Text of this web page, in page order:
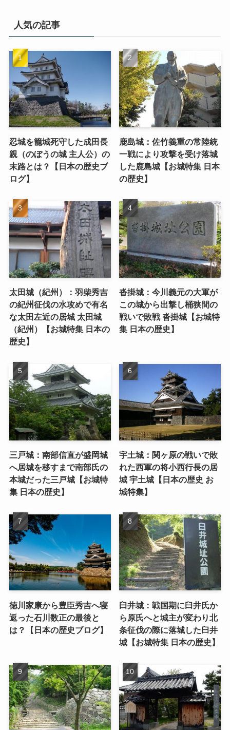
人気の記事
忍城を籠城死守した成田長
親（のぼうの城 主人公）の
末路とは？【日本の歴史ブ
ログ】
鹿島城：佐竹義重の常陸統
一戦により攻撃を受け落城
した鹿島城【お城特集 日本
の歴史】
太田城（紀州）：羽柴秀吉
の紀州征伐の水攻めで有名
な太田左近の居城 太田城
（紀州）【お城特集 日本の
歴史】
沓掛城：今川義元の大軍が
この城から出撃し桶狭間の
戦いで敗戦 沓掛城【お城特
集 日本の歴史】
三戸城：南部信直が盛岡城
へ居城を移すまで南部氏の
本城だった三戸城【お城特
集 日本の歴史】
宇土城：関ヶ原の戦いで敗
れた西軍の将小西行長の居
城 宇土城【日本の歴史 お
城特集】
徳川家康から豊臣秀吉へ寝
返った石川数正の最後と
は？【日本の歴史ブログ】
臼井城：戦国期に臼井氏か
ら原氏へと城主が変わり北
条征伐の際に落城した臼井
城【お城特集 日本の歴史】